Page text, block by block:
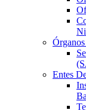
Entes